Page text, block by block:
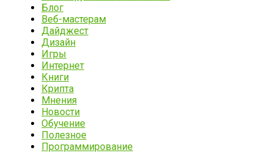
Блог
Веб-мастерам
Дайджест
Дизайн
Игры
Интернет
Книги
Крипта
Мнения
Новости
Обучение
Полезное
Программирование